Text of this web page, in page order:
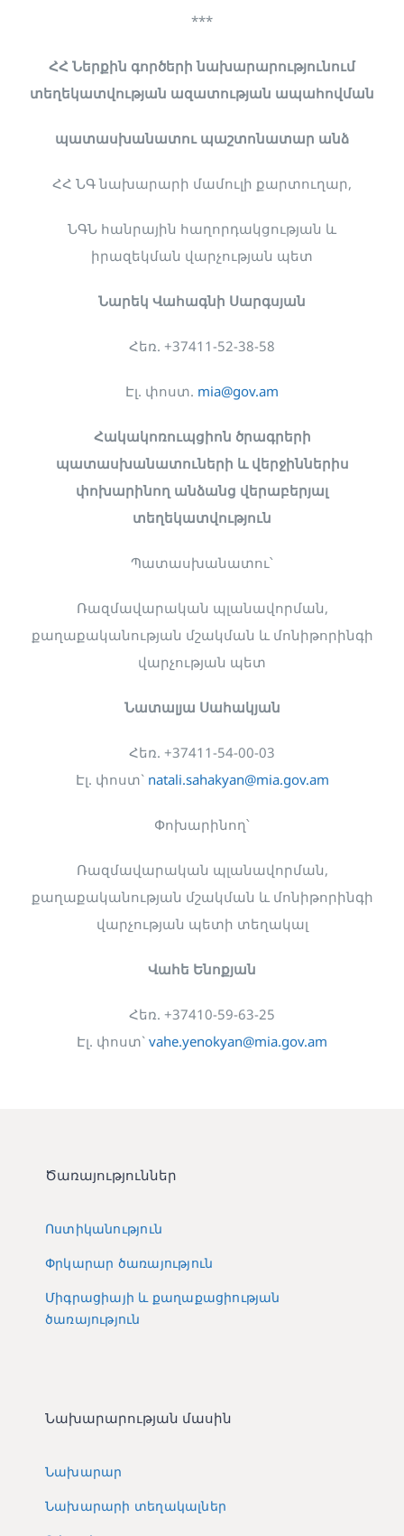
***
ՀՀ Ներքին գործերի նախարարությունում
տեղեկատվության ազատության ապահովման
պատասխանատու պաշտոնատար անձ
ՀՀ ՆԳ նախարարի մամուլի քարտուղար,
ՆԳՆ հանրային հաղորդակցության և
իրազեկման վարչության պետ
Նարեկ Վահագնի Սարգսյան
Հեռ. +37411-52-38-58
Էլ. փոստ. mia@gov.am
Հակակոռուպցիոն ծրագրերի
պատասխանատուների և վերջիններիս
փոխարինող անձանց վերաբերյալ
տեղեկատվություն
Պատասխանատու՝
Ռազմավարական պլանավորման,
քաղաքականության մշակման և մոնիթորինգի
վարչության պետ
Նատալյա Սահակյան
Հեռ. +37411-54-00-03
Էլ. փոստ` natali.sahakyan@mia.gov.am
Փոխարինող՝
Ռազմավարական պլանավորման,
քաղաքականության մշակման և մոնիթորինգի
վարչության պետի տեղակալ
Վահե Ենոքյան
Հեռ. +37410-59-63-25
Էլ. փոստ` vahe.yenokyan@mia.gov.am
Ծառայություններ
Ոստիկանություն
Փրկարար ծառայություն
Միգրացիայի և քաղաքացիության
ծառայություն
Նախարարության մասին
Նախարար
Նախարարի տեղակալներ